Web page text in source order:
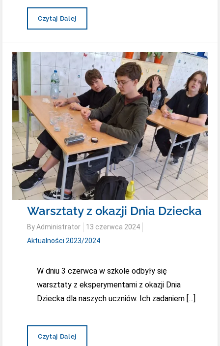
Egzamin
Rowerową
Czytaj Dalej
Warsztaty z okazji Dnia Dziecka
ByAdministrator
Posted
on
13 czerwca 2024
Aktualności 2023/2024
W dniu 3 czerwca w szkole odbyły się
warsztaty z eksperymentami z okazji Dnia
Dziecka dla naszych uczniów. Ich zadaniem […]
Warsztaty
Czytaj Dalej